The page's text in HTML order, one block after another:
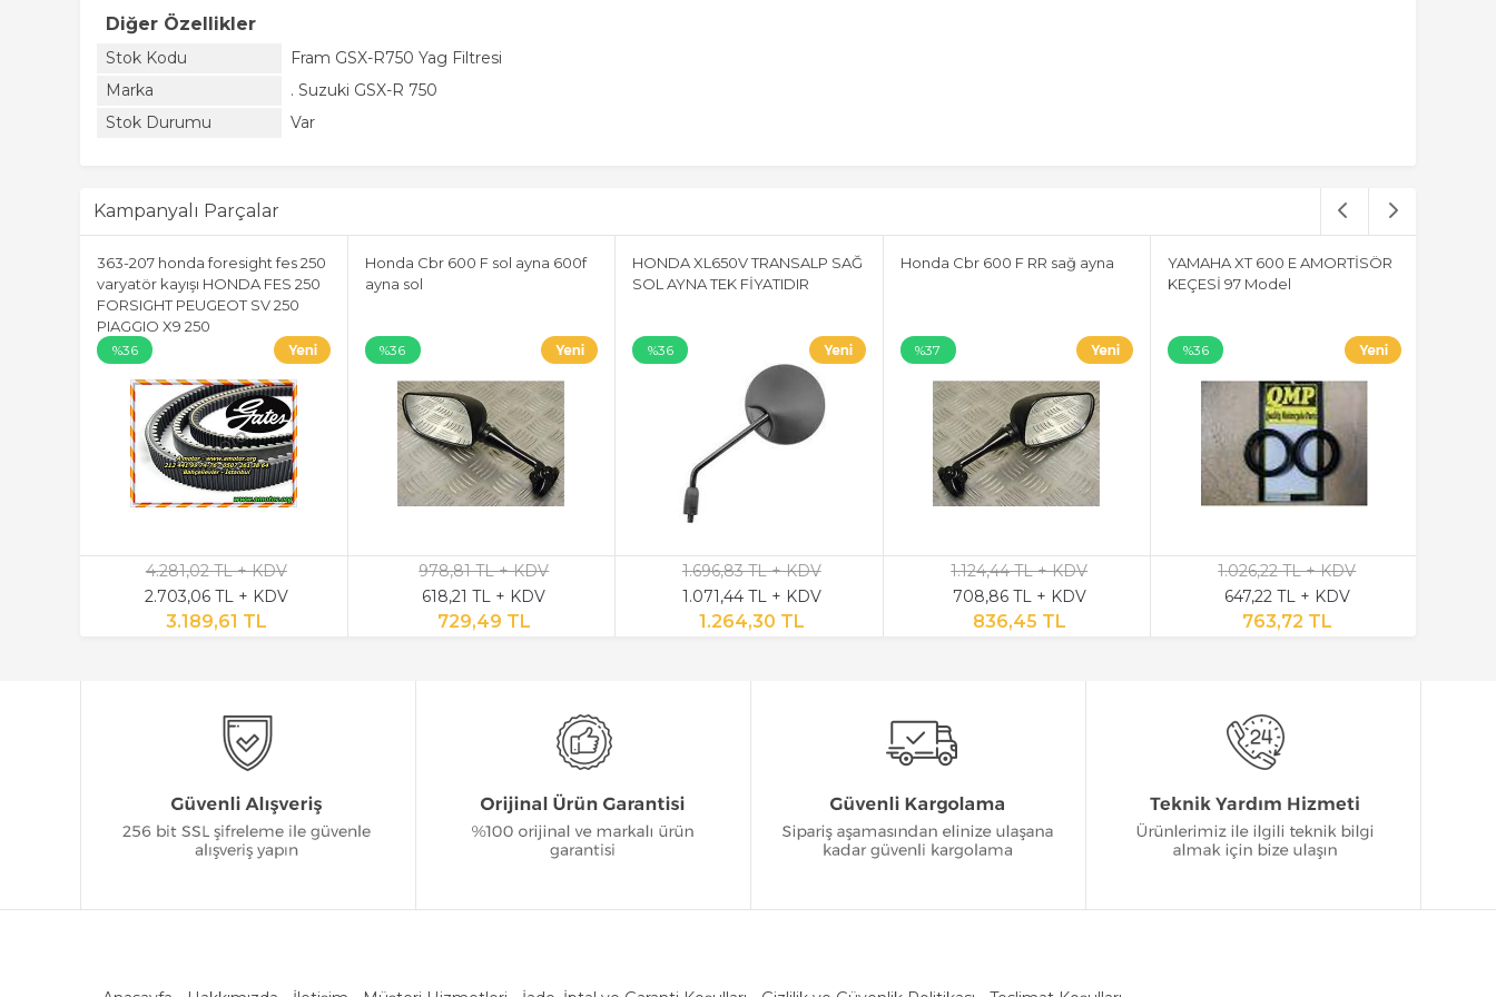
Diğer Özellikler
Stok Kodu
Fram GSX-R750 Yag Filtresi
Marka
. Suzuki GSX-R 750
Stok Durumu
Var
Kampanyalı Parçalar
363-207 honda foresight fes 250
varyatör kayışı HONDA FES 250
FORSIGHT PEUGEOT SV 250
PIAGGIO X9 250
%36
4.281,02 TL + KDV
2.703,06 TL + KDV
3.189,61 TL
Honda Cbr 600 F sol ayna 600f
ayna sol
%36
978,81 TL + KDV
618,21 TL + KDV
729,49 TL
HONDA XL650V TRANSALP SAĞ
SOL AYNA TEK FİYATIDIR
%36
1.696,83 TL + KDV
1.071,44 TL + KDV
1.264,30 TL
Honda Cbr 600 F RR sağ ayna
%37
1.124,44 TL + KDV
708,86 TL + KDV
836,45 TL
YAMAHA XT 600 E AMORTİSÖR
KEÇESİ 97 Model
%36
1.026,22 TL + KDV
647,22 TL + KDV
763,72 TL